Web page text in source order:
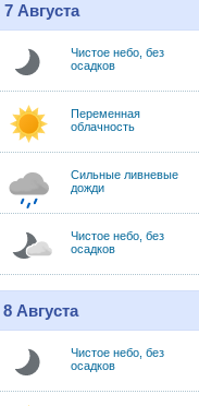
Августа
Чистое небо, без
осадков
Переменная
облачность
Сильные ливневые
дожди
Чистое небо, без
осадков
Августа
Чистое небо, без
осадков